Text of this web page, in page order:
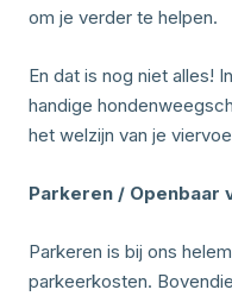
om je verder te helpen.
En dat is nog niet alles!
handige
het welzijn van je
Parkeren / Openbaar
Parkeren is bij ons
parkeerkosten.